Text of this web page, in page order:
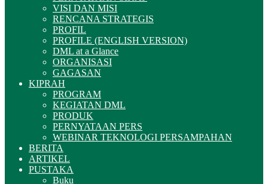
VISI DAN MISI
RENCANA STRATEGIS
PROFIL
PROFILE (ENGLISH VERSION)
DML at a Glance
ORGANISASI
GAGASAN
KIPRAH
PROGRAM
KEGIATAN DML
PRODUK
PERNYATAAN PERS
WEBINAR TEKNOLOGI PERSAMPAHAN
BERITA
ARTIKEL
PUSTAKA
Buku